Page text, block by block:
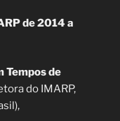
de 2014 a
Tempos de
do IMARP,